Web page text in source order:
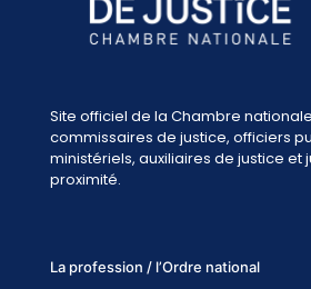
Site officiel de la Chambre
commissaires de justice, officiers
ministériels, auxiliaires de justice et
proximité.
La profession / l’Ordre national